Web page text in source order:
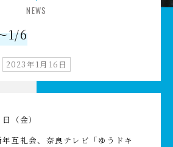
NEWS
1/6
2023年1月16日
（金）
互礼会、奈良テレビ「ゆうドキ